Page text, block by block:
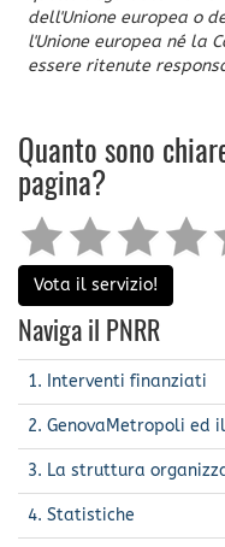
dell'Unione europea o
l'Unione europea né la
essere ritenute
Quanto sono
pagina?
Vota il servizio!
Naviga il PNRR
1. Interventi finanziati
2. GenovaMetropoli ed il
3. La struttura
4. Statistiche